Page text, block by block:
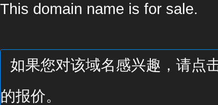
This domain name is for sale.
如果您对该域名感兴趣，请点
的报价。